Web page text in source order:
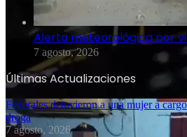
Alerta meteorológica por
7 agosto, 2026
Últimas Actualizaciones
Federales detuvieron a una mujer a
droga
7 agosto, 2026